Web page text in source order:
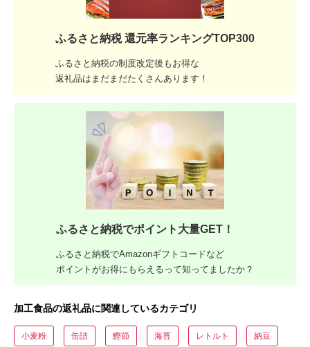
ふるさと納税 還元率ランキングTOP300
ふるさと納税の制度改定後もお得な
返礼品はまだまだたくさんあります！
ふるさと納税でポイント大量GET！
ふるさと納税でAmazonギフトコードなど
ポイントがお得にもらえるって知ってましたか？
加工食品の返礼品に関連しているカテゴリ
小麦粉 缶詰 鰹節 海苔 レトルト 納豆